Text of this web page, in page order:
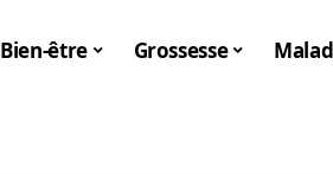
Bien-être Grossesse